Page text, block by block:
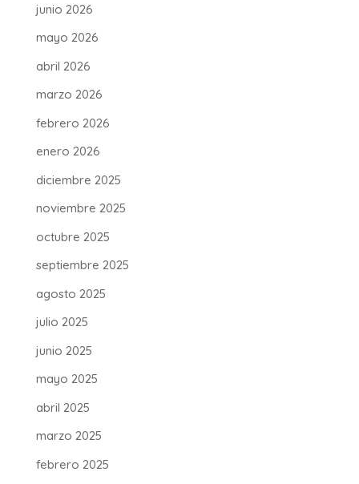
junio 2026
mayo 2026
abril 2026
marzo 2026
febrero 2026
enero 2026
diciembre 2025
noviembre 2025
octubre 2025
septiembre 2025
agosto 2025
julio 2025
junio 2025
mayo 2025
abril 2025
marzo 2025
febrero 2025